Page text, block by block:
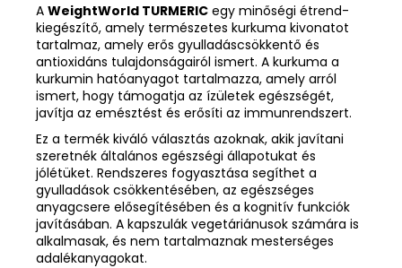
A WeightWorld TURMERIC egy minőségi étrend-
kiegészítő, amely természetes kurkuma kivonatot
tartalmaz, amely erős gyulladáscsökkentő és
antioxidáns tulajdonságairól ismert. A kurkuma a
kurkumin hatóanyagot tartalmazza, amely arról
ismert, hogy támogatja az ízületek egészségét,
javítja az emésztést és erősíti az immunrendszert.
Ez a termék kiváló választás azoknak, akik javítani
szeretnék általános egészségi állapotukat és
jólétüket. Rendszeres fogyasztása segíthet a
gyulladások csökkentésében, az egészséges
anyagcsere elősegítésében és a kognitív funkciók
javításában. A kapszulák vegetáriánusok számára is
alkalmasak, és nem tartalmaznak mesterséges
adalékanyagokat.